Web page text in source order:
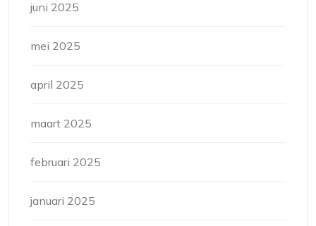
juni 2025
mei 2025
april 2025
maart 2025
februari 2025
januari 2025